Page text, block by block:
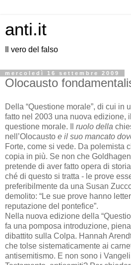
anti.it
Il vero del falso
mercoledì 16 settembre 2009
Olocausto
Della “Questione morale”, di cui in
fatto nel 2003 una nuova edizione,
questione morale. Il ruolo della
nell’Olocausto e il suo mancato
Forte, come si vede. Da polemista
copia in più. Se non che
pretende di aver fatto opera di
ché di questo si tratta - le prove
preferibilmente da una Susan
demolito: “Le sue prove hanno
reputazione del pontefice”.
Nella nuova edizione della
fa una pomposa introduzione,
dibattito sulla Colpa. Hannah
che tolse sistematicamente ai
antisemitismo. E non sono i